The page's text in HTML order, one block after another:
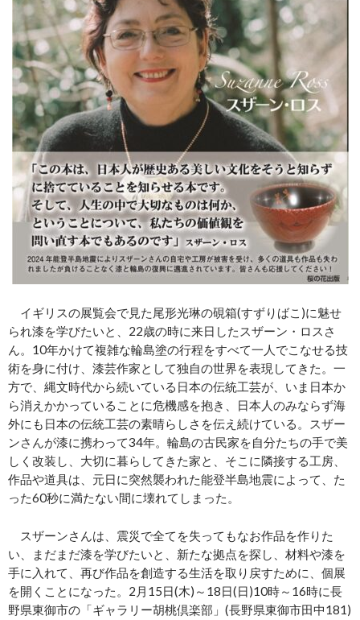
イギリスの展覧会で見た尾形光琳の硯箱(すずりばこ)に魅せ
られ漆を学びたいと、22歳の時に来日したスザーン・ロスさ
ん。10年かけて複雑な輪島塗の行程をすべて一人でこなせる技
術を身に付け、漆芸作家として独自の世界を表現してきた。一
方で、縄文時代から続いている日本の伝統工芸が、いま日本か
ら消えかかっていることに危機感を抱き、日本人のみならず海
外にも日本の伝統工芸の素晴らしさを伝え続けている。スザー
ンさんが漆に携わって34年。輪島の古民家を自分たちの手で美
しく改装し、大切に暮らしてきた家と、そこに隣接する工房、
作品や道具は、元日に突然襲われた能登半島地震によって、た
った60秒に満たない間に壊れてしまった。
スザーンさんは、震災で全てを失ってもなお作品を作りた
い、まだまだ漆を学びたいと、新たな拠点を探し、材料や漆を
手に入れて、再び作品を創造する生活を取り戻すために、個展
を開くことになった。2月15日(木)～18日(日)10時～16時に長
野県東御市の「ギャラリー胡桃倶楽部」(長野県東御市田中181)